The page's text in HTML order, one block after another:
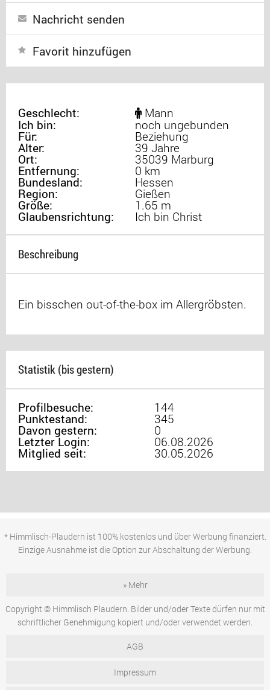
Nachricht senden
Favorit hinzufügen
Geschlecht:
Mann
Ich bin:
noch ungebunden
Für: Beziehung
Alter: 39 Jahre
Ort: 35039 Marburg
Entfernung: 0 km
Bundesland: Hessen
Region: Gießen
Größe: 1.65 m
Glaubensrichtung: Ich bin Christ
Beschreibung
Ein bisschen out-of-the-box im Allergröbsten.
Statistik (bis gestern)
Profilbesuche: 144
Punktestand: 345
Davon gestern: 0
Letzter Login: 06.08.2026
Mitglied seit: 30.05.2026
* Himmlisch-Plaudern ist 100% kostenlos und über Werbung finanziert.
Einzige Ausnahme ist die Option zur Abschaltung der Werbung.
» Mehr
Copyright © Himmlisch Plaudern. Bilder und/oder Texte dürfen nur mit
schriftlicher Genehmigung kopiert und/oder verwendet werden.
AGB
Impressum